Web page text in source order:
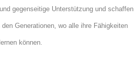
gegenseitige Unterstützung und schaffen
Generationen, wo alle ihre Fähigkeiten
können.